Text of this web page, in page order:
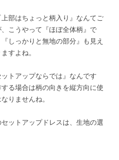
部はちょっと柄入り』なんてご
こうやって『ほぼ全体柄』で
しっかりと無地の部分』も見え
すよね。
トアップならでは』なんです
る場合は柄の向きを縦方向に使
りませんね。
ットアップドレスは、生地の選